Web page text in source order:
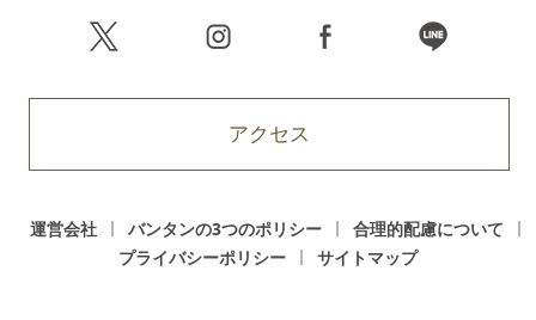
アクセス
運営会社 バンタンの3つのポリシー
合理的配慮について
プライバシーポリシー
サイトマップ